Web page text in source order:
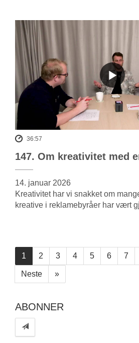
36:57
147. Om kreativitet med
14. januar 2026
Kreativitet har vi snakket om
kreative i reklamebyråer har vært
1 2 3 4 5 6 7
Neste »
ABONNER